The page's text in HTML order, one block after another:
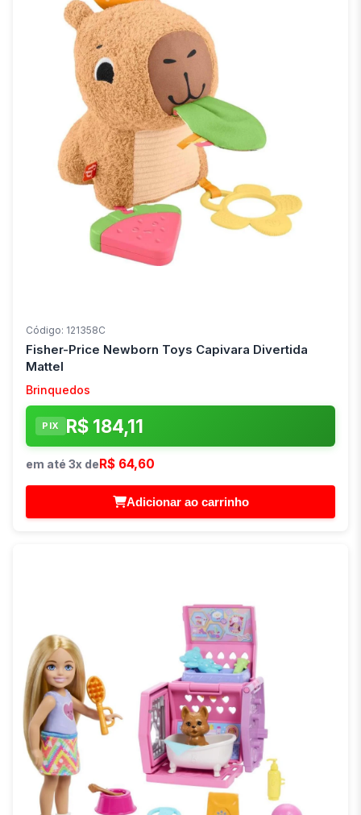
Código: 121358C
Fisher-Price Newborn Toys Capivara Divertida
Mattel
Brinquedos
PIX R$ 184,11
em até 3x deR$ 64,60
Adicionar ao carrinho